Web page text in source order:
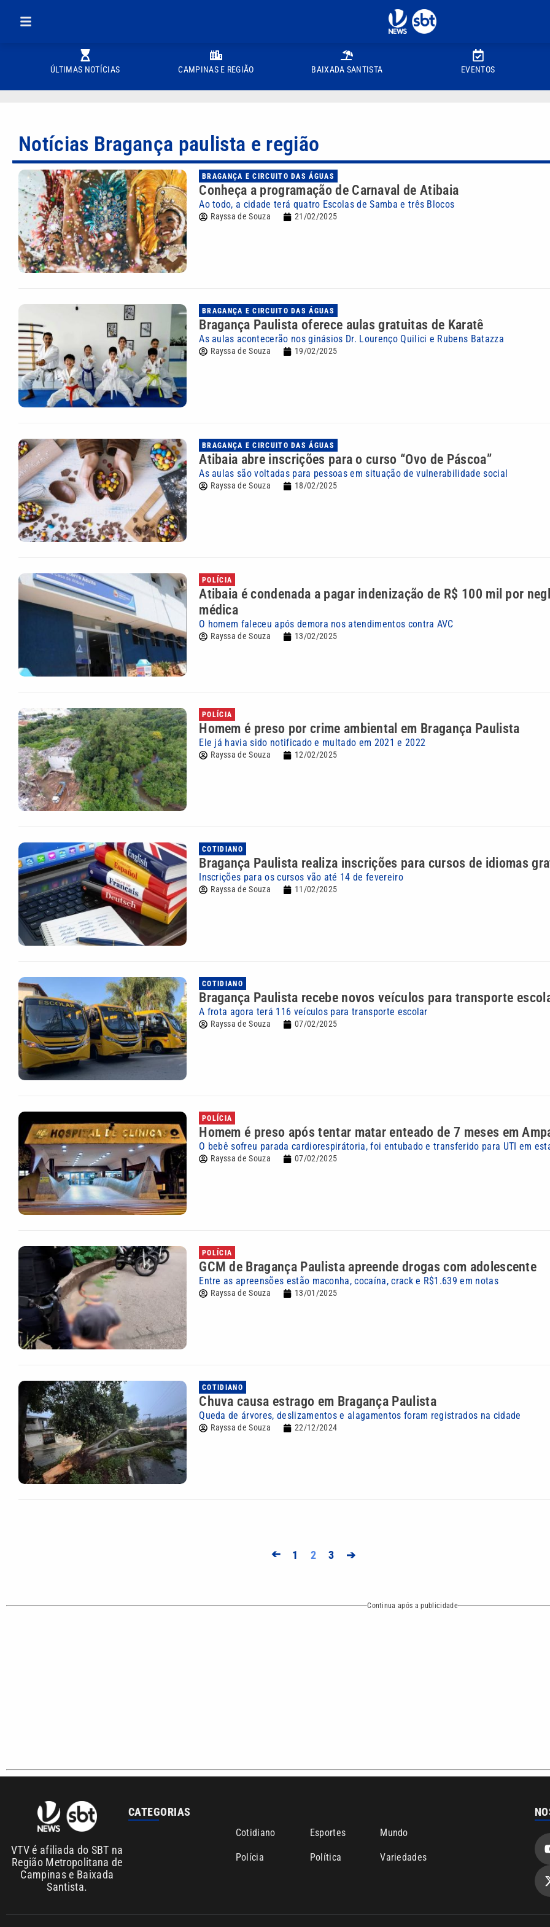
ÚLTIMAS NOTÍCIAS CAMPINAS E REGIÃO BAIXADA SANTISTA EVENTOS
Notícias Bragança paulista e região
BRAGANÇA E CIRCUITO DAS ÁGUAS
Conheça a programação de Carnaval de Atibaia
Ao todo, a cidade terá quatro Escolas de Samba e três Blocos
Rayssa de Souza 21/02/2025
BRAGANÇA E CIRCUITO DAS ÁGUAS
Bragança Paulista oferece aulas gratuitas de Karatê
As aulas acontecerão nos ginásios Dr. Lourenço Quilici e Rubens Batazza
Rayssa de Souza 19/02/2025
BRAGANÇA E CIRCUITO DAS ÁGUAS
Atibaia abre inscrições para o curso “Ovo de Páscoa”
As aulas são voltadas para pessoas em situação de vulnerabilidade social
Rayssa de Souza 18/02/2025
POLÍCIA
Atibaia é condenada a pagar indenização de R$ 100 mil por
médica
O homem faleceu após demora nos atendimentos contra AVC
Rayssa de Souza 13/02/2025
POLÍCIA
Homem é preso por crime ambiental em Bragança Paulista
Ele já havia sido notificado e multado em 2021 e 2022
Rayssa de Souza 12/02/2025
COTIDIANO
Bragança Paulista realiza inscrições para cursos de idiomas
Inscrições para os cursos vão até 14 de fevereiro
Rayssa de Souza 11/02/2025
COTIDIANO
Bragança Paulista recebe novos veículos para transporte
A frota agora terá 116 veículos para transporte escolar
Rayssa de Souza 07/02/2025
POLÍCIA
Homem é preso após tentar matar enteado de 7 meses em
O bebê sofreu parada cardiorespirátoria, foi entubado e transferido para UTI em
Rayssa de Souza 07/02/2025
POLÍCIA
GCM de Bragança Paulista apreende drogas com adolescente
Entre as apreensões estão maconha, cocaína, crack e R$1.639 em notas
Rayssa de Souza 13/01/2025
COTIDIANO
Chuva causa estrago em Bragança Paulista
Queda de árvores, deslizamentos e alagamentos foram registrados na cidade
Rayssa de Souza 22/12/2024
➔ 1 2 3 ➔
Continua após a publicidade
Sobre nós Anuncie agora com a emissora VTV SBT Área de cobertura que a VTV SBT acompanha: Entre em contato com a VTV News
Copyright © 2026. Todos os direitos reservados | Empresa de Comunicação PRM Ltda – CNPJ: 01.773.119.0001-60